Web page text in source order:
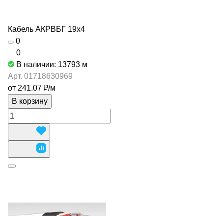
Кабель АКРВБГ 19х4
0
0
В наличии: 13793 м
Арт. 01718630969
от 241.07 ₽/м
В корзину